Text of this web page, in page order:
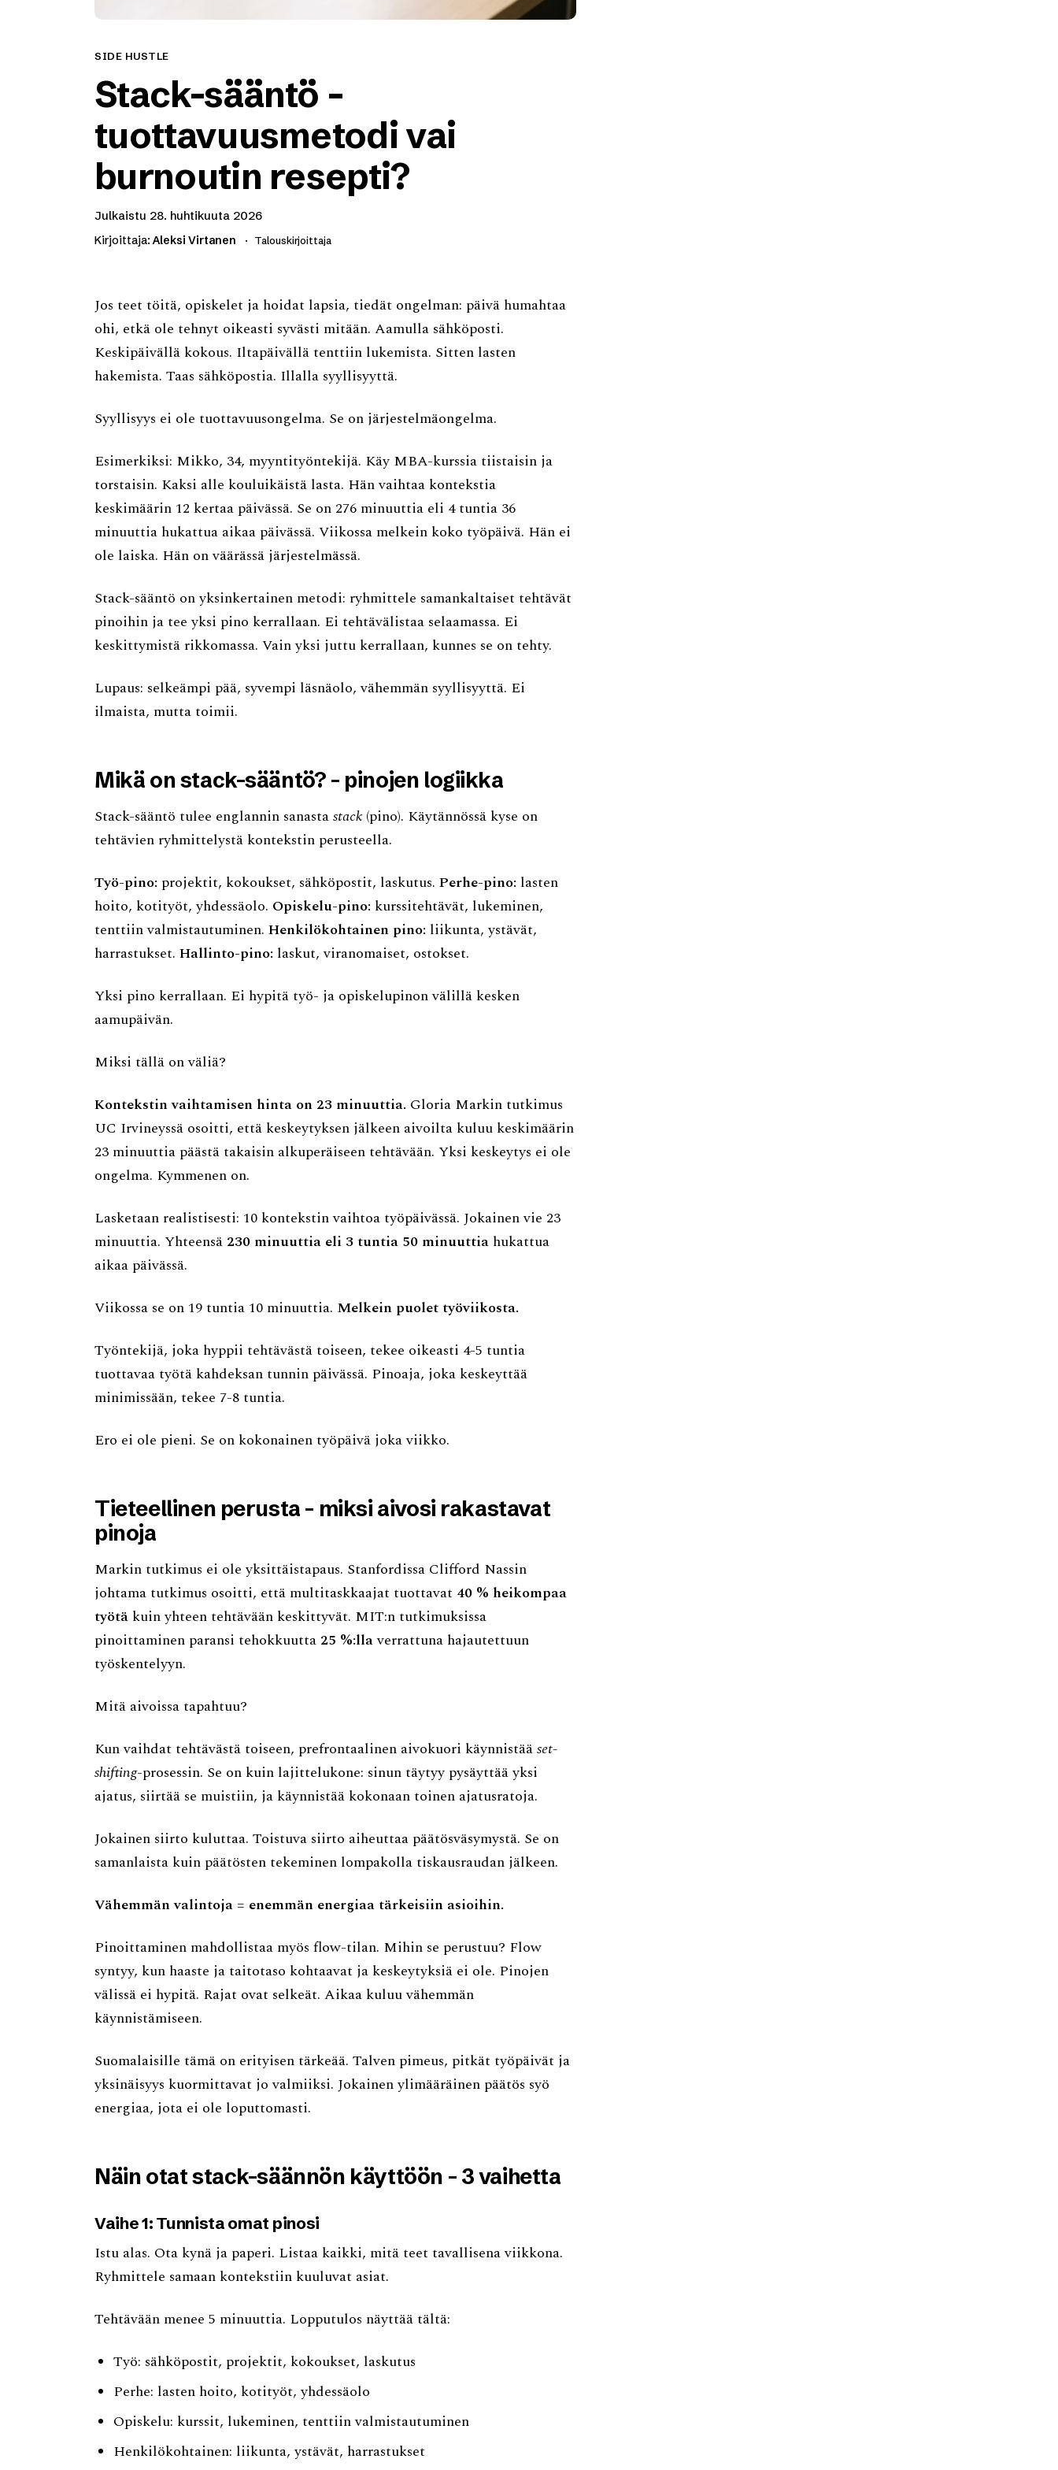
SIDE HUSTLE
Stack-sääntö –
tuottavuusmetodi vai
burnoutin resepti?
Julkaistu 28. huhtikuuta 2026
Kirjoittaja:Aleksi Virtanen Talouskirjoittaja
Jos teet töitä, opiskelet ja hoidat lapsia, tiedät ongelman: päivä humahtaa
ohi, etkä ole tehnyt oikeasti syvästi mitään. Aamulla sähköposti.
Keskipäivällä kokous. Iltapäivällä tenttiin lukemista. Sitten lasten
hakemista. Taas sähköpostia. Illalla syyllisyyttä.
Syyllisyys ei ole tuottavuusongelma. Se on järjestelmäongelma.
Esimerkiksi: Mikko, 34, myyntityöntekijä. Käy MBA-kurssia tiistaisin ja
torstaisin. Kaksi alle kouluikäistä lasta. Hän vaihtaa kontekstia
keskimäärin 12 kertaa päivässä. Se on 276 minuuttia eli 4 tuntia 36
minuuttia hukattua aikaa päivässä. Viikossa melkein koko työpäivä. Hän ei
ole laiska. Hän on väärässä järjestelmässä.
Stack-sääntö on yksinkertainen metodi: ryhmittele samankaltaiset tehtävät
pinoihin ja tee yksi pino kerrallaan. Ei tehtävälistaa selaamassa. Ei
keskittymistä rikkomassa. Vain yksi juttu kerrallaan, kunnes se on tehty.
Lupaus: selkeämpi pää, syvempi läsnäolo, vähemmän syyllisyyttä. Ei
ilmaista, mutta toimii.
Mikä on stack-sääntö? - pinojen logiikka
Stack-sääntö tulee englannin sanastastack (pino). Käytännössä kyse on
tehtävien ryhmittelystä kontekstin perusteella.
Työ-pino: projektit, kokoukset, sähköpostit, laskutus. Perhe-pino: lasten
hoito, kotityöt, yhdessäolo. Opiskelu-pino: kurssitehtävät, lukeminen,
tenttiin valmistautuminen. Henkilökohtainen pino: liikunta, ystävät,
harrastukset. Hallinto-pino: laskut, viranomaiset, ostokset.
Yksi pino kerrallaan. Ei hypitä työ- ja opiskelupinon välillä kesken
aamupäivän.
Miksi tällä on väliä?
Kontekstin vaihtamisen hinta on 23 minuuttia. Gloria Markin tutkimus
UC Irvineyssä osoitti, että keskeytyksen jälkeen aivoilta kuluu keskimäärin
23 minuuttia päästä takaisin alkuperäiseen tehtävään. Yksi keskeytys ei ole
ongelma. Kymmenen on.
Lasketaan realistisesti: 10 kontekstin vaihtoa työpäivässä. Jokainen vie 23
minuuttia. Yhteensä 230 minuuttia eli 3 tuntia 50 minuuttia hukattua
aikaa päivässä.
Viikossa se on 19 tuntia 10 minuuttia. Melkein puolet työviikosta.
Työntekijä, joka hyppii tehtävästä toiseen, tekee oikeasti 4-5 tuntia
tuottavaa työtä kahdeksan tunnin päivässä. Pinoaja, joka keskeyttää
minimissään, tekee 7-8 tuntia.
Ero ei ole pieni. Se on kokonainen työpäivä joka viikko.
Tieteellinen perusta - miksi aivosi rakastavat
pinoja
Markin tutkimus ei ole yksittäistapaus. Stanfordissa Clifford Nassin
johtama tutkimus osoitti, että multitaskkaajat tuottavat 40 % heikompaa
työtä kuin yhteen tehtävään keskittyvät. MIT:n tutkimuksissa
pinoittaminen paransi tehokkuutta 25 %:llaverrattuna hajautettuun
työskentelyyn.
Mitä aivoissa tapahtuu?
Kun vaihdat tehtävästä toiseen, prefrontaalinen aivokuori käynnistääset-
shifting-prosessin. Se on kuin lajittelukone: sinun täytyy pysäyttää yksi
ajatus, siirtää se muistiin, ja käynnistää kokonaan toinen ajatusratoja.
Jokainen siirto kuluttaa. Toistuva siirto aiheuttaa päätösväsymystä. Se on
samanlaista kuin päätösten tekeminen lompakolla tiskausraudan jälkeen.
Vähemmän valintoja = enemmän energiaa tärkeisiin asioihin.
Pinoittaminen mahdollistaa myös flow-tilan. Mihin se perustuu? Flow
syntyy, kun haaste ja taitotaso kohtaavat ja keskeytyksiä ei ole. Pinojen
välissä ei hypitä. Rajat ovat selkeät. Aikaa kuluu vähemmän
käynnistämiseen.
Suomalaisille tämä on erityisen tärkeää. Talven pimeus, pitkät työpäivät ja
yksinäisyys kuormittavat jo valmiiksi. Jokainen ylimääräinen päätös syö
energiaa, jota ei ole loputtomasti.
Näin otat stack-säännön käyttöön - 3 vaihetta
Vaihe 1: Tunnista omat pinosi
Istu alas. Ota kynä ja paperi. Listaa kaikki, mitä teet tavallisena viikkona.
Ryhmittele samaan kontekstiin kuuluvat asiat.
Tehtävään menee 5 minuuttia. Lopputulos näyttää tältä:
Työ: sähköpostit, projektit, kokoukset, laskutus
Perhe: lasten hoito, kotityöt, yhdessäolo
Opiskelu: kurssit, lukeminen, tenttiin valmistautuminen
Henkilökohtainen: liikunta, ystävät, harrastukset